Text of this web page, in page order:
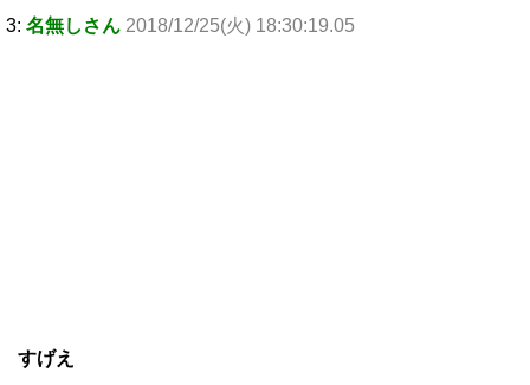
3: 名無しさん 2018/12/25(火) 18:30:19.05
すげえ